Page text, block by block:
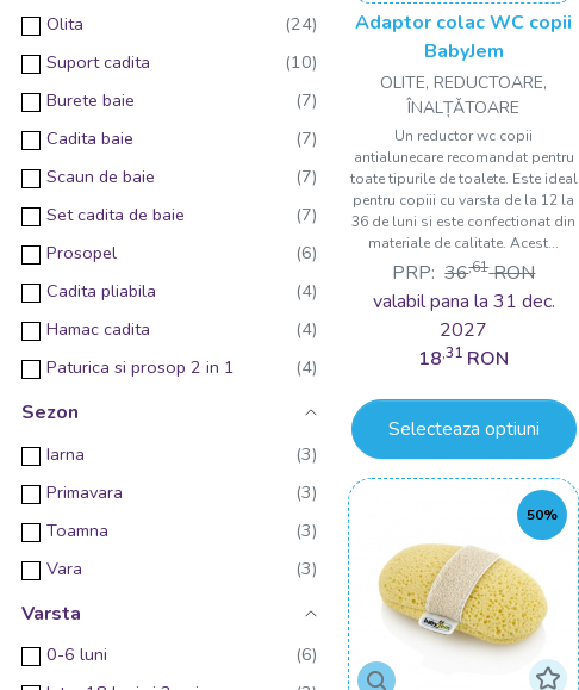
Olita
Suport cadita
Burete baie
Cadita baie
Scaun de baie
Set cadita de baie
Prosopel
Cadita pliabila
Hamac cadita
Paturica si prosop 2 in 1
Geanta organizator
Reductor
Adaptor colac WC
Sezon
Iarna
Primavara
Toamna
Vara
Varsta
0-6 luni
Adaptor colac WC copii
BabyJem
OLITE, REDUCTOARE,
ÎNALȚǍTOARE
Un reductor wc copii
antialunecare recomandat pentru
toate tipurile de toalete. Este ideal
pentru copiii cu varsta de la 12 la
36 de luni si este confectionat din
materiale de calitate. Acest...
PRP: 36,61 RON
valabil pana la 31 dec.
2027
18,31 RON
Selecteaza optiuni
50%